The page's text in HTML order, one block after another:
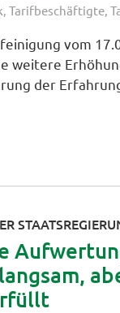
,Tarifbeschäftigte,
vom
weitere
der